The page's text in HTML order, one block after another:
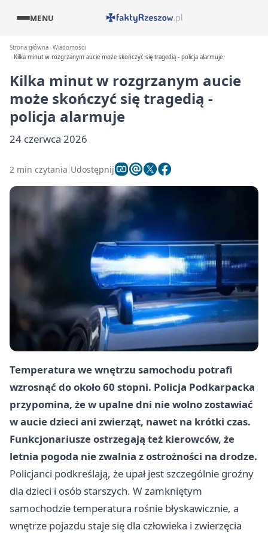
MENU
Strona główna Wiadomości
Kilka minut w rozgrzanym aucie może skończyć się tragedią - policja alarmuje
Kilka minut w rozgrzanym aucie
może skończyć się tragedią -
policja alarmuje
24 czerwca 2026
2 min czytania Udostępnij
Temperatura we wnętrzu samochodu potrafi
wzrosnąć do około 60 stopni. Policja Podkarpacka
przypomina, że w upalne dni nie wolno zostawiać
w aucie dzieci ani zwierząt, nawet na krótki czas.
Funkcjonariusze ostrzegają też kierowców, że
letnia pogoda nie zwalnia z ostrożności na drodze.
Policjanci podkreślają, że upał jest szczególnie groźny
dla dzieci i osób starszych. W zamkniętym
samochodzie temperatura rośnie błyskawicznie, a
wnętrze pojazdu staje się dla człowieka i zwierzęcia